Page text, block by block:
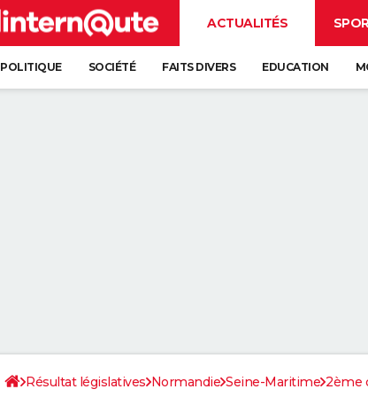
ACTUALITÉS
POLITIQUE SOCIÉTÉ FAITS DIVERS EDUCATION
Résultat législatives Normandie Seine-Maritime 2ème